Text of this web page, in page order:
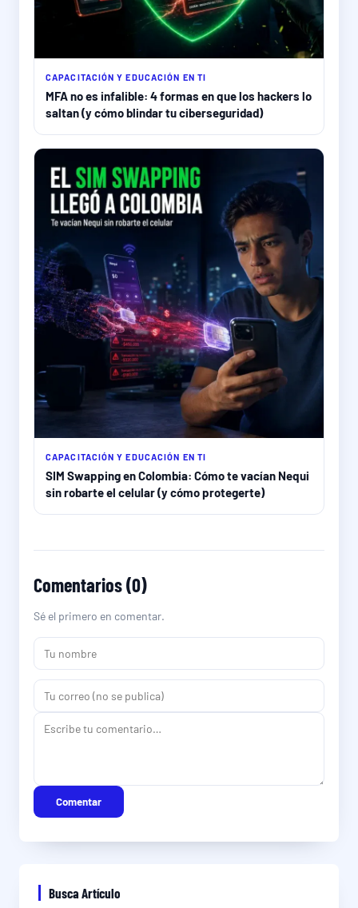
CAPACITACIÓN Y EDUCACIÓN EN TI
MFA no es infalible: 4 formas en que los hackers lo
saltan (y cómo blindar tu ciberseguridad)
CAPACITACIÓN Y EDUCACIÓN EN TI
SIM Swapping en Colombia: Cómo te vacían Nequi
sin robarte el celular (y cómo protegerte)
Comentarios (0)
Sé el primero en comentar.
Comentar
Busca Artículo